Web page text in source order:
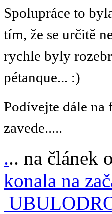
Spolupráce to
tím, že se určitě
rychle byly
pétanque... :)
Podívejte dále na
zavede.....
... na článek o
konala na